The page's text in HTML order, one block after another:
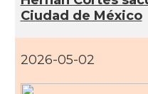
Ciudad de México
2026-05-02